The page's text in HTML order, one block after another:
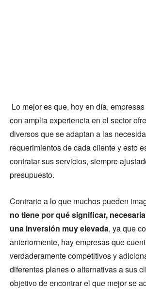
Lo mejor es que, hoy en día,
con amplia experiencia en el sector
diversos que se adaptan a las
requerimientos de cada cliente y esto
contratar sus servicios, siempre
presupuesto.
Contrario a lo que muchos pueden
no tiene por qué significar,
una inversión muy elevada, ya que
anteriormente, hay empresas que
verdaderamente competitivos y
diferentes planes o alternativas a sus
objetivo de encontrar el que mejor se